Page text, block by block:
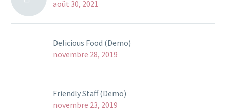
août 30, 2021
Delicious Food (Demo)
novembre 28, 2019
Friendly Staff (Demo)
novembre 23, 2019